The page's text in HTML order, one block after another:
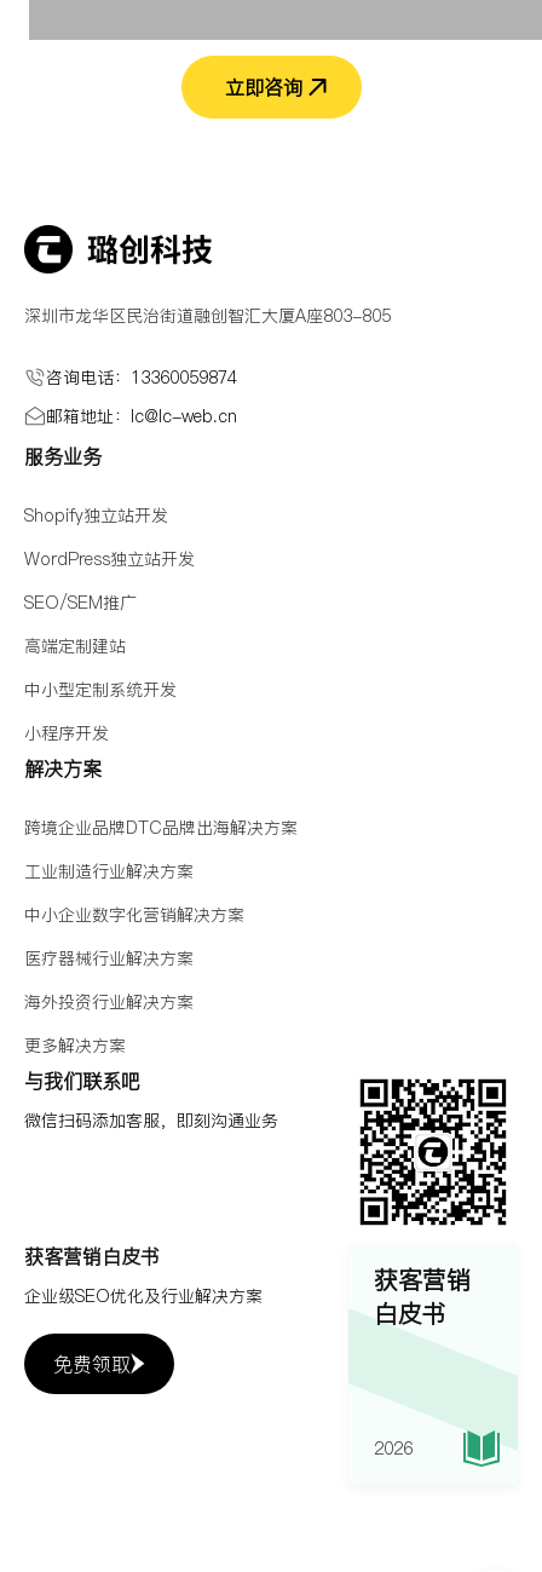
立即咨询
深圳市龙华区民治街道融创智汇大厦A座803-805
咨询电话：13360059874
邮箱地址：lc@Ic-web.cn
服务业务
Shopify独立站开发
WordPress独立站开发
SEO/SEM推广
高端定制建站
中小型定制系统开发
小程序开发
解决方案
跨境企业品牌DTC品牌出海解决方案
工业制造行业解决方案
中小企业数字化营销解决方案
医疗器械行业解决方案
海外投资行业解决方案
更多解决方案
与我们联系吧
微信扫码添加客服，即刻沟通业务
获客营销白皮书
企业级SEO优化及行业解决方案
免费领取
获客营销
白皮书
2026